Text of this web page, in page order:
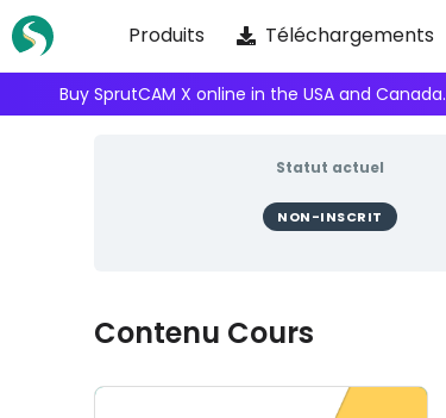
Skip
to
content
Produits Téléchargements
Buy SprutCAM X online in the USA and Canada.
Statut actuel
NON-INSCRIT
Contenu Cours